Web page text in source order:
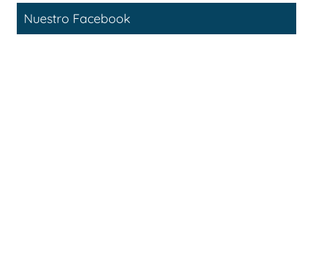
Nuestro Facebook